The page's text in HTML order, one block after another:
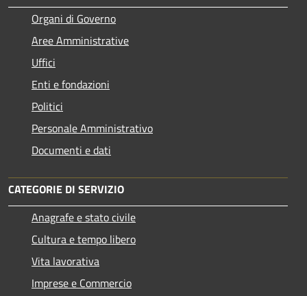
Organi di Governo
Aree Amministrative
Uffici
Enti e fondazioni
Politici
Personale Amministrativo
Documenti e dati
CATEGORIE DI SERVIZIO
Anagrafe e stato civile
Cultura e tempo libero
Vita lavorativa
Imprese e Commercio